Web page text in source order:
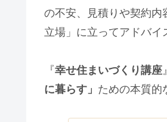
の不安、見積りや契約内
立場」に立ってアドバイ
『幸せ住まいづくり講座
に暮らす」 ための本質的